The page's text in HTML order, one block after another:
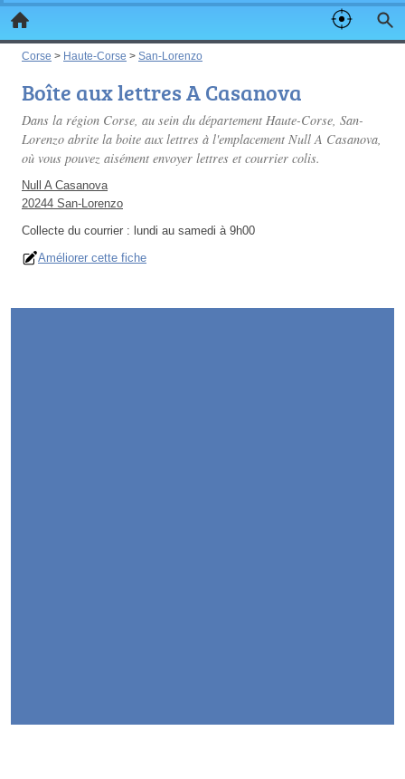
Corse > Haute-Corse > San-Lorenzo
Boîte aux lettres A Casanova
Dans la région Corse, au sein du département Haute-Corse, San-
Lorenzo abrite la boite aux lettres à l'emplacement Null A Casanova,
où vous pouvez aisément envoyer lettres et courrier colis.
Null A Casanova
20244 San-Lorenzo
Collecte du courrier : lundi au samedi à 9h00
Améliorer cette fiche